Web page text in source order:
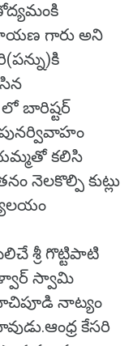
గారు అని
లో బారిష్టర్
కలిసి
నెలకొల్పి కుట్లు
శ్రీ గొట్టిపాటి
స్వామి
నాట్యం
కేసరి